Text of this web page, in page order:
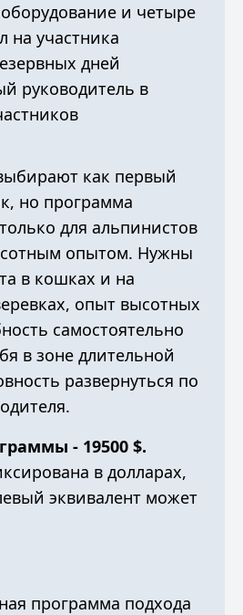
и четыре
на участника
дней
руководитель в
как первый
но программа
для альпинистов
опытом. Нужны
в кошках и на
опыт высотных
самостоятельно
в зоне длительной
развернуться по
- 19500 $.
в долларах,
эквивалент может
программа подхода